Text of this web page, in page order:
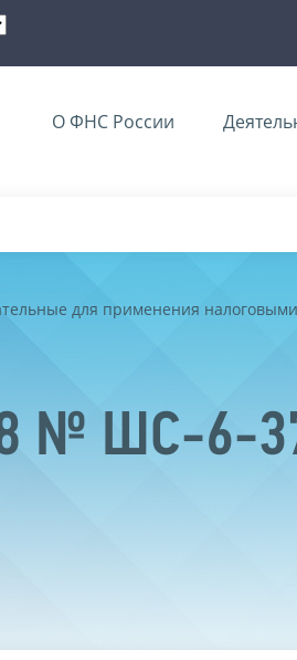
О ФНС России
для применения
№ ШС-6-